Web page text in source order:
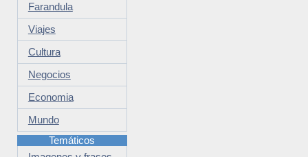
Farandula
Viajes
Cultura
Negocios
Economia
Mundo
Temáticos